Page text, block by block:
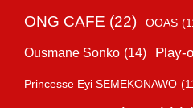
ONG CAFE (22) OOAS
Ousmane Sonko (14) Play-
Princesse Eyi SEMEKONAWO